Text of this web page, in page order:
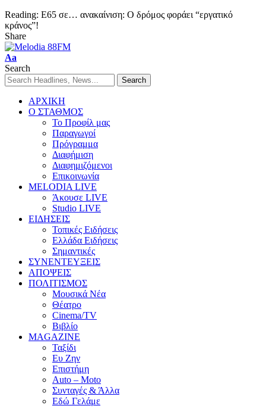
Reading: Ε65 σε… ανακαίνιση: Ο δρόμος φοράει “εργατικό
κράνος”!
Share
Aa
Search
ΑΡΧΙΚΗ
Ο ΣΤΑΘΜΟΣ
Το Προφίλ μας
Παραγωγοί
Πρόγραμμα
Διαφήμιση
Διαφημιζόμενοι
Επικοινωνία
MELODIA LIVE
Άκουσε LIVE
Studio LIVE
ΕΙΔΗΣΕΙΣ
Τοπικές Ειδήσεις
Ελλάδα Ειδήσεις
Σημαντικές
ΣΥΝΕΝΤΕΥΞΕΙΣ
ΑΠΟΨΕΙΣ
ΠΟΛΙΤΙΣΜΟΣ
Μουσικά Νέα
Θέατρο
Cinema/TV
Βιβλίο
MAGAZINE
Ταξίδι
Ευ Ζην
Επιστήμη
Auto – Moto
Συνταγές & Άλλα
Εδώ Γελάμε